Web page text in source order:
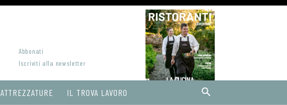
Abbonati
Iscriviti alla newsletter
ATTREZZATURE IL TROVA LAVORO